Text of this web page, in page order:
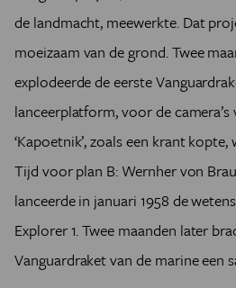
de landmacht, meewerkte. Dat
moeizaam van de grond. Twee
explodeerde de eerste
lanceerplatform, voor de camera’s
‘Kapoetnik’, zoals een krant
Tijd voor plan B: Wernher von
lanceerde in januari 1958 de
Explorer 1. Twee maanden later
Vanguardraket van de marine een